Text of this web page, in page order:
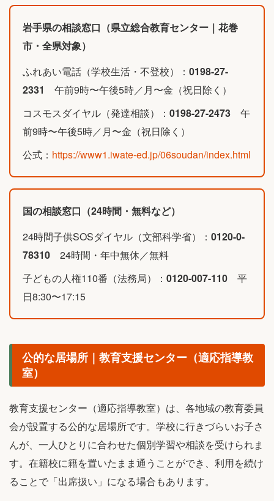
岩手県の相談窓口（県立総合教育センター｜花巻
市・全県対象）
ふれあい電話（学校生活・不登校）： 0198-27-
2331
午前9時〜午後5時／月〜金（祝日除く）
コスモスダイヤル（発達相談）： 0198-27-2473 午
前9時〜午後5時／月〜金（祝日除く）
公式： https://www1.iwate-ed.jp/06soudan/index.html
国の相談窓口（24時間・無料など）
24時間子供SOSダイヤル（文部科学省）： 0120-0-
78310 24時間・年中無休／無料
子どもの人権110番（法務局）： 0120-007-110 平
日8:30〜17:15
公的な居場所｜教育支援センター（適応指導教
室）
教育支援センター（適応指導教室）は、各地域の教育委員
会が設置する公的な居場所です。学校に行きづらいお子さ
んが、一人ひとりに合わせた個別学習や相談を受けられま
す。在籍校に籍を置いたまま通うことができ、利用を続け
ることで「出席扱い」になる場合もあります。